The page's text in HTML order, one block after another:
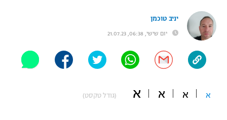
"מחצית בשכונה" – פודקאסט
משתתפים וזוכים בפרסים
תקנון משתתפים וזוכים בפרסים
היאבקות WWE
ספורט מוטורי
כדורמים
יניב טוכמן
יום שישי, 06:38, 21.07.23
א א א א (גודל טקסט)